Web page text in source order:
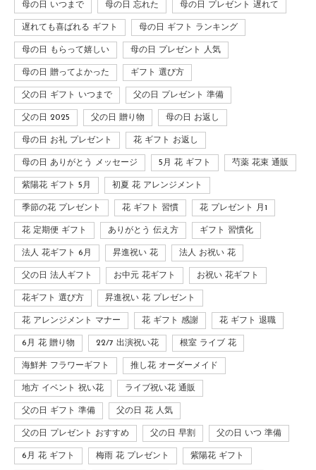
母の日 いつまで 母の日 忘れた 母の日 プレゼント 遅れて
遅れても喜ばれる ギフト 母の日 ギフト ランキング
母の日 もらって嬉しい 母の日 プレゼント 人気
母の日 贈ってよかった ギフト 選び方
父の日 ギフト いつまで 父の日 プレゼント 準備
父の日 2025 父の日 贈り物 母の日 お返し
母の日 お礼 プレゼント 花 ギフト お返し
母の日 ありがとう メッセージ 5月 花 ギフト 芍薬 花束 通販
紫陽花 ギフト 5月 初夏 花 アレンジメント
季節の花 プレゼント 花 ギフト 習慣 花 プレゼント 月1
花 定期便 ギフト ありがとう 伝え方 ギフト 習慣化
法人 花ギフト 6月 昇進祝い 花 法人 お祝い 花
父の日 法人ギフト お中元 花ギフト お祝い 花ギフト
花ギフト 選び方 昇進祝い 花 プレゼント
花 アレンジメント マナー 花 ギフト 感謝 花 ギフト 退職
6月 花 贈り物 22/7 出演祝い花 根室 ライブ 花
海鮮丼 フラワーギフト 推し花 オーダーメイド
地方 イベント 祝い花 ライブ祝い花 通販
父の日 ギフト 準備 父の日 花 人気
父の日 プレゼント おすすめ 父の日 早割 父の日 いつ 準備
6月 花 ギフト 梅雨 花 プレゼント 紫陽花 ギフト